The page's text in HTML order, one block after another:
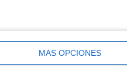
MÁS OPCIONES